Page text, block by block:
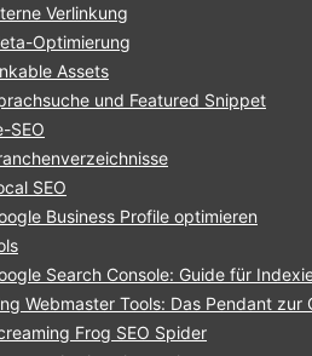
Verlinkung
Optimierung
Assets
und Featured Snippet
SEO
SEO
Business Profile optimieren
Search Console: Guide für
Webmaster Tools: Das Pendant zur
Frog SEO Spider